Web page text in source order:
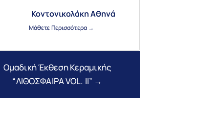
Κοντονικολάκη Αθηνά
Μάθετε Περισσότερα →
Ομαδική Έκθεση Κεραμικής
“ΛΙΘΟΣΦΑΙΡΑ VOL. II” →